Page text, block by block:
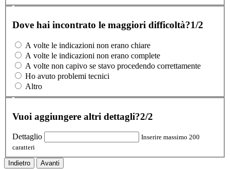
Dove hai incontrato le maggiori difficoltà?1/2
A volte le indicazioni non erano chiare
A volte le indicazioni non erano complete
A volte non capivo se stavo procedendo correttamente
Ho avuto problemi tecnici
Altro
Vuoi aggiungere altri dettagli?2/2
Dettaglio
Inserire massimo 200
caratteri
Indietro Avanti